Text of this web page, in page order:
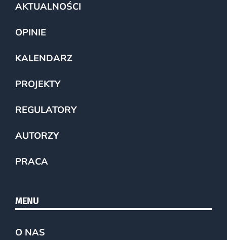
AKTUALNOŚCI
OPINIE
KALENDARZ
PROJEKTY
REGULATORY
AUTORZY
PRACA
MENU
O NAS